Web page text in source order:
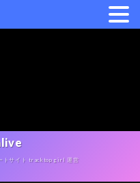
トサイト tracktop girl 運営